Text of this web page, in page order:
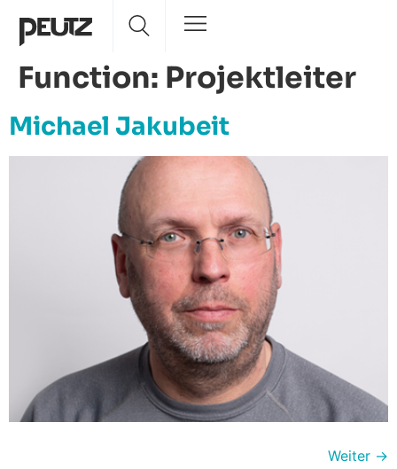
Function: Projektleiter
Michael Jakubeit
Weiter →